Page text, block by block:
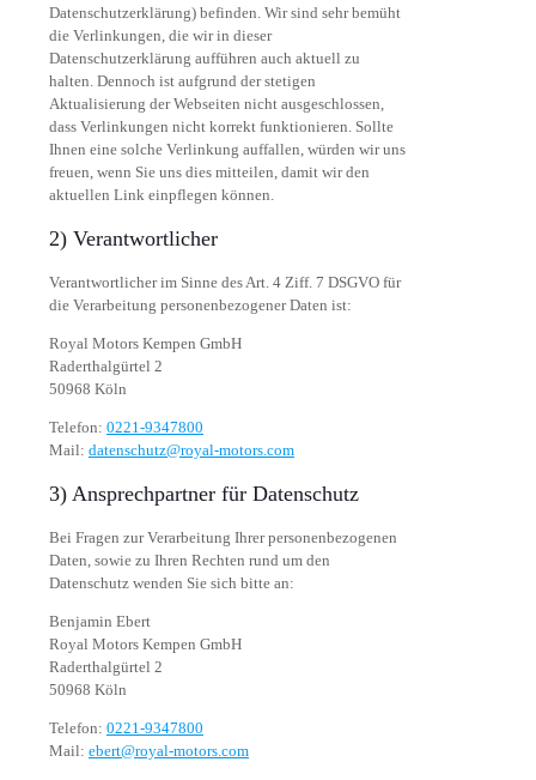
Datenschutzerklärung) befinden. Wir sind sehr bemüht
die Verlinkungen, die wir in dieser
Datenschutzerklärung aufführen auch aktuell zu
halten. Dennoch ist aufgrund der stetigen
Aktualisierung der Webseiten nicht ausgeschlossen,
dass Verlinkungen nicht korrekt funktionieren. Sollte
Ihnen eine solche Verlinkung auffallen, würden wir uns
freuen, wenn Sie uns dies mitteilen, damit wir den
aktuellen Link einpflegen können.
2) Verantwortlicher
Verantwortlicher im Sinne des Art. 4 Ziff. 7 DSGVO für
die Verarbeitung personenbezogener Daten ist:
Royal Motors Kempen GmbH
Raderthalgürtel 2
50968 Köln
Telefon: 0221-9347800
Mail: datenschutz@royal-motors.com
3) Ansprechpartner für Datenschutz
Bei Fragen zur Verarbeitung Ihrer personenbezogenen
Daten, sowie zu Ihren Rechten rund um den
Datenschutz wenden Sie sich bitte an:
Benjamin Ebert
Royal Motors Kempen GmbH
Raderthalgürtel 2
50968 Köln
Telefon: 0221-9347800
Mail: ebert@royal-motors.com